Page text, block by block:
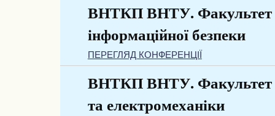
ВНТКП ВНТУ. Факультет
інформаційної безпеки
ПЕРЕГЛЯД КОНФЕРЕНЦІЇ
ВНТКП ВНТУ. Факультет
та електромеханіки